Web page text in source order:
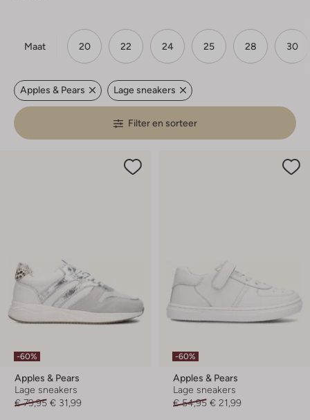
Maat 20 22 24 25 28 30
Apples & Pears Lage sneakers
Filter en sorteer
-60%
Apples & Pears
Lage sneakers
€ 79,95 € 31,99
-60%
Apples & Pears
Lage sneakers
€ 54,95 € 21,99